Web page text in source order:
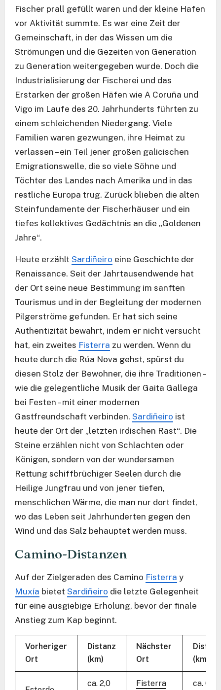
Fischer prall gefüllt waren und der kleine Hafen
vor Aktivität summte. Es war eine Zeit der
Gemeinschaft, in der das Wissen um die
Strömungen und die Gezeiten von Generation
zu Generation weitergegeben wurde. Doch die
Industrialisierung der Fischerei und das
Erstarken der großen Häfen wie A Coruña und
Vigo im Laufe des 20. Jahrhunderts führten zu
einem schleichenden Niedergang. Viele
Familien waren gezwungen, ihre Heimat zu
verlassen – ein Teil jener großen galicischen
Emigrationswelle, die so viele Söhne und
Töchter des Landes nach Amerika und in das
restliche Europa trug. Zurück blieben die alten
Steinfundamente der Fischerhäuser und ein
tiefes kollektives Gedächtnis an die „Goldenen
Jahre“.
Heute erzählt Sardiñeiro eine Geschichte der
Renaissance. Seit der Jahrtausendwende hat
der Ort seine neue Bestimmung im sanften
Tourismus und in der Begleitung der modernen
Pilgerströme gefunden. Er hat sich seine
Authentizität bewahrt, indem er nicht versucht
hat, ein zweites Fisterra zu werden. Wenn du
heute durch die Rúa Nova gehst, spürst du
diesen Stolz der Bewohner, die ihre Traditionen –
wie die gelegentliche Musik der Gaita Gallega
bei Festen – mit einer modernen
Gastfreundschaft verbinden. Sardiñeiro ist
heute der Ort der „letzten irdischen Rast“. Die
Steine erzählen nicht von Schlachten oder
Königen, sondern von der wundersamen
Rettung schiffbrüchiger Seelen durch die
Heilige Jungfrau und von jener tiefen,
menschlichen Wärme, die man nur dort findet,
wo das Leben seit Jahrhunderten gegen den
Wind und das Salz behauptet werden muss.
Camino-Distanzen
Auf der Zielgeraden des Camino Fisterra y
Muxía bietet Sardiñeiro die letzte Gelegenheit
für eine ausgiebige Erholung, bevor der finale
Anstieg zum Kap beginnt.
Vorheriger
Ort
Distanz
(km)
Nächster
Ort
Distanz
(km)
ca. 2,0
Fisterra
ca. 6,0